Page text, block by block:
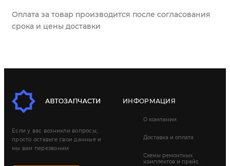
Оплата за товар производится после согласования
срока и цены доставки
Если у вас возникли вопросы,
просто оставьте свои данные и
мы вам перезвоним
ИНФОРМАЦИЯ
О компании
Доставка и оплата
Схемы ремонтных
комплектов и прайс